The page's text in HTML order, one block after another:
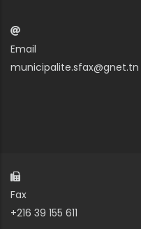
Email
municipalite.sfax@gnet.tn
Fax
+216 39 155 611